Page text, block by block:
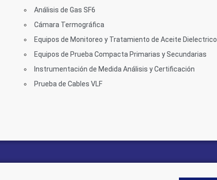
Análisis de Gas SF6
Cámara Termográfica
Equipos de Monitoreo y Tratamiento de Aceite Dielectrico
Equipos de Prueba Compacta Primarias y Secundarias
Instrumentación de Medida Análisis y Certificación
Prueba de Cables VLF